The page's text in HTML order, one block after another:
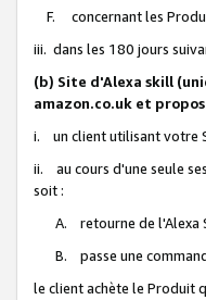
F. concernant les
iii. dans les 180 jours
(b) Site d'Alexa skill
amazon.co.uk et
i. un client utilisant votre
ii. au cours d'une seule
soit :
A. retourne de l'Alexa
B. passe une
le client achète le Produit